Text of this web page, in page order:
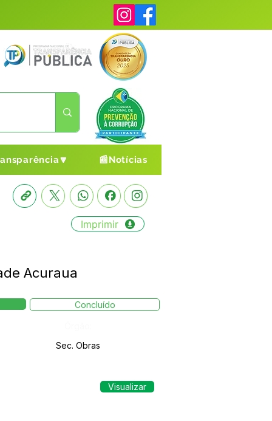
📰Notícias
Imprimir
Acuraua
Concluído
Sec. Obras
Visualizar